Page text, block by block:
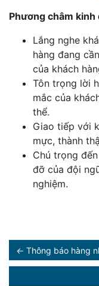
Phương châm
Lắng nghe
hàng đang
của khách
Tôn trọng lời
mắc của
thể.
Giao tiếp với
mực, thành
Chú trọng
đỡ của đội
nghiệm.
← Thông báo hàng